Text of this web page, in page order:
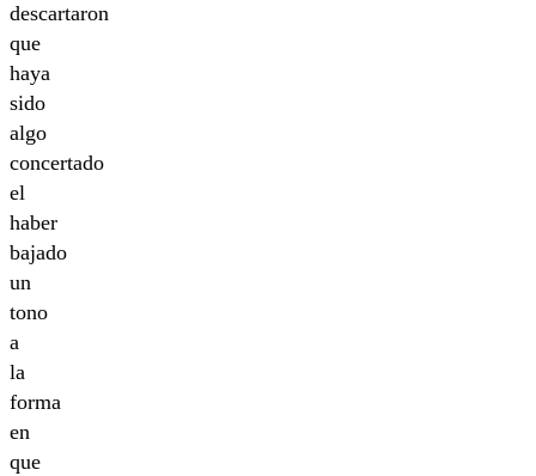
descartaron
que
haya
sido
algo
concertado
el
haber
bajado
un
tono
a
la
forma
en
que